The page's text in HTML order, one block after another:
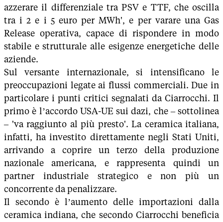
azzerare il differenziale tra PSV e TTF, che oscilla
tra i 2 e i 5 euro per MWh', e per varare una Gas
Release operativa, capace di rispondere in modo
stabile e strutturale alle esigenze energetiche delle
aziende.
Sul versante internazionale, si intensificano le
preoccupazioni legate ai flussi commerciali. Due in
particolare i punti critici segnalati da Ciarrocchi. Il
primo è l’accordo USA-UE sui dazi, che – sottolinea
– 'va raggiunto al più presto'. La ceramica italiana,
infatti, ha investito direttamente negli Stati Uniti,
arrivando a coprire un terzo della produzione
nazionale americana, e rappresenta quindi un
partner industriale strategico e non più un
concorrente da penalizzare.
Il secondo è l’aumento delle importazioni dalla
ceramica indiana, che secondo Ciarrocchi beneficia